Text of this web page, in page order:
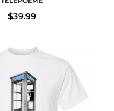
$39.99